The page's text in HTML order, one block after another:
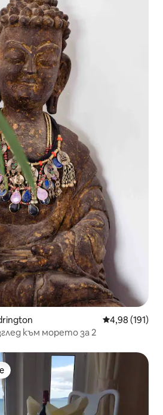
Средна
4,98 (191)
към морето за 2
на гостите